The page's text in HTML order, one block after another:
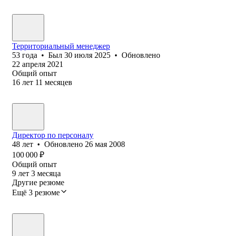
Территориальный менеджер
53 года • Был 30 июля 2025 • Обновлено
22 апреля 2021
Общий опыт
16 лет 11 месяцев
Директор по персоналу
48 лет • Обновлено 26 мая 2008
100 000 ₽
Общий опыт
9 лет 3 месяца
Другие резюме
Ещё 3 резюме